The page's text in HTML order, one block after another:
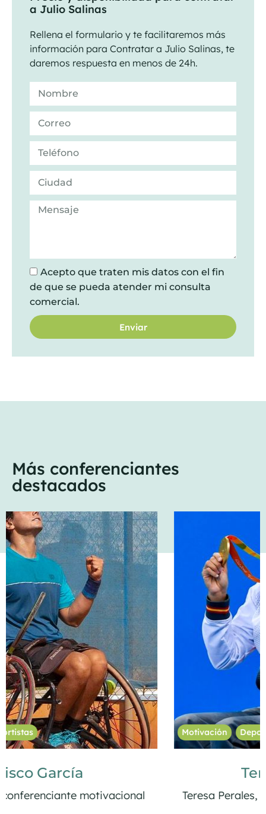
a Julio Salinas
Rellena el formulario y te facilitaremos más
información para Contratar a Julio Salinas, te
daremos respuesta en menos de 24h.
Acepto que traten mis datos con el fin
de que se pueda atender mi consulta
comercial.
Enviar
Más conferenciantes
destacados
Motivación Deportistas Mujeres
Teresa Perales
Teresa Perales, conferenciante motivacional